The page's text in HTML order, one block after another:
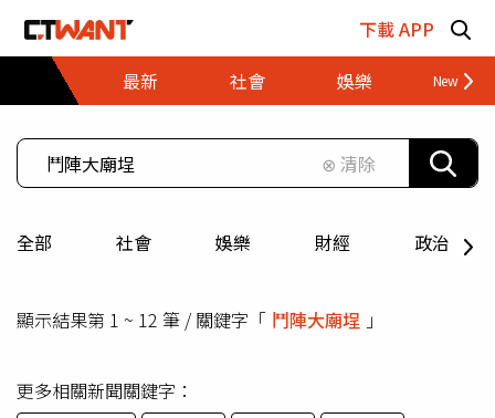
下載 APP
最新
社會 娛樂 財經
⊗ 清除
全部 社會 娛樂 財經 政治
顯示結果第 1 ~ 12 筆 / 關鍵字「 鬥陣大廟埕 」
更多相關新聞關鍵字：